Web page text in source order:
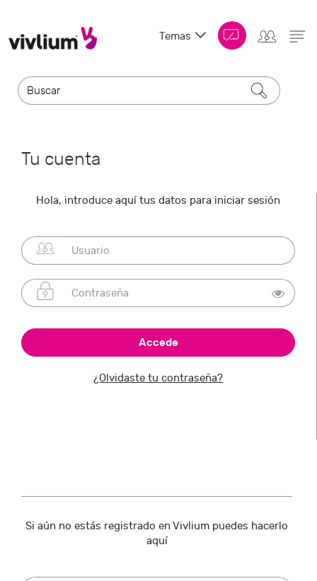
Temas
Tu cuenta
Hola, introduce aquí tus datos para iniciar sesión
¿Olvidaste tu contraseña?
Si aún no estás registrado en Vivlium puedes hacerlo
aquí